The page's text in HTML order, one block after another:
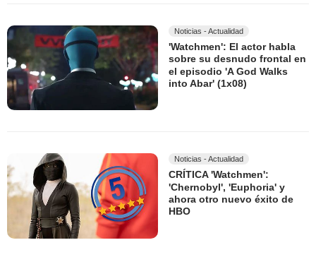
Noticias - Actualidad
'Watchmen': El actor habla
sobre su desnudo frontal en
el episodio 'A God Walks
into Abar' (1x08)
Noticias - Actualidad
CRÍTICA 'Watchmen':
'Chernobyl', 'Euphoria' y
ahora otro nuevo éxito de
HBO